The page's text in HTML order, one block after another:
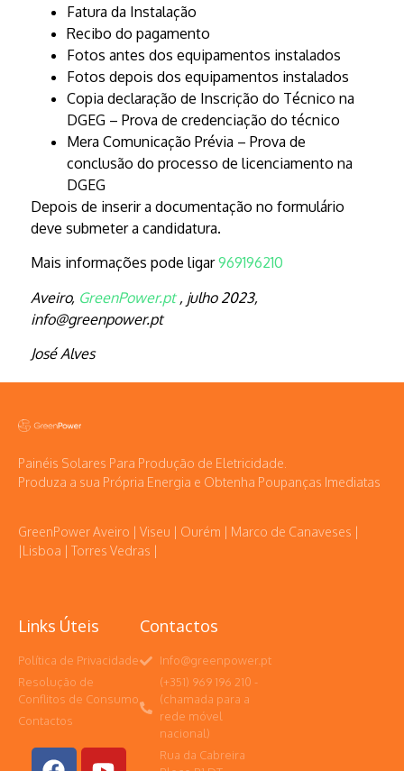
Fatura da Instalação
Recibo do pagamento
Fotos antes dos equipamentos instalados
Fotos depois dos equipamentos instalados
Copia declaração de Inscrição do Técnico na
DGEG – Prova de credenciação do técnico
Mera Comunicação Prévia – Prova de
conclusão do processo de licenciamento na
DGEG
Depois de inserir a documentação no formulário
deve submeter a candidatura.
Mais informações pode ligar969196210
Aveiro, GreenPower.pt, julho 2023,
info@greenpower.pt
José Alves
Painéis Solares Para Produção de Eletricidade.
Produza a sua Própria Energia e Obtenha Poupanças Imediatas
GreenPower Aveiro | Viseu | Ourém | Marco de Canaveses |
|Lisboa | Torres Vedras |
Links Úteis
Política de Privacidade
Resolução de
Conflitos de Consumo
Contactos
Contactos
Info@greenpower.pt
(+351) 969 196 210 -
(chamada para a
rede móvel
nacional)
Rua da Cabreira